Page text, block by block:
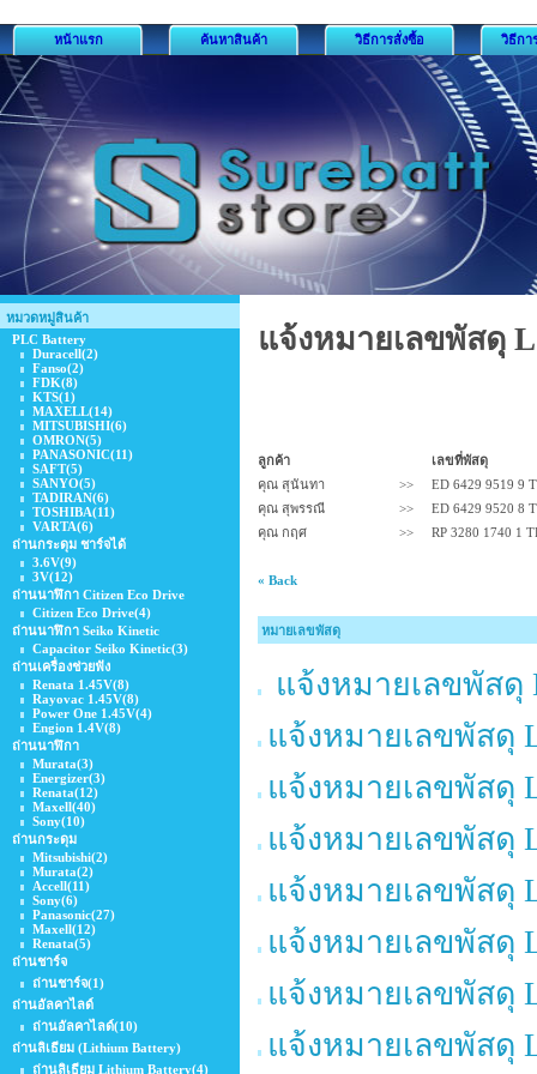
หน้าแรก ค้นหาสินค้า วิธีการสั่งซื้อ วิธีกา
หมวดหมู่สินค้า
PLC Battery
Duracell(2)
Fanso(2)
FDK(8)
KTS(1)
MAXELL(14)
MITSUBISHI(6)
OMRON(5)
PANASONIC(11)
SAFT(5)
SANYO(5)
TADIRAN(6)
TOSHIBA(11)
VARTA(6)
ถ่านกระดุม ชาร์จได้
3.6V(9)
3V(12)
ถ่านนาฬิกา Citizen Eco Drive
Citizen Eco Drive(4)
ถ่านนาฬิกา Seiko Kinetic
Capacitor Seiko Kinetic(3)
ถ่านเครื่องช่วยฟัง
Renata 1.45V(8)
Rayovac 1.45V(8)
Power One 1.45V(4)
Engion 1.4V(8)
ถ่านนาฬิกา
Murata(3)
Energizer(3)
Renata(12)
Maxell(40)
Sony(10)
ถ่านกระดุม
Mitsubishi(2)
Murata(2)
Accell(11)
Sony(6)
Panasonic(27)
Maxell(12)
Renata(5)
ถ่านชาร์จ
ถ่านชาร์จ(1)
ถ่านอัลคาไลด์
ถ่านอัลคาไลด์(10)
ถ่านลิเธียม (Lithium Battery)
ถ่านลิเธียม Lithium ฺBattery(4)
แจ้งหมายเลขพัสดุ
ลูกค้า
เลขที่พัสดุ
คุณ สุนันทา
>>
ED 6429 9519 9
คุณ สุพรรณี
>>
ED 6429 9520 8
คุณ กฤศ
>> RP 3280 1740 1
« Back
หมายเลขพัสดุ
แจ้งหมายเลขพัส
แจ้งหมายเลขพัสดุ
แจ้งหมายเลขพัสดุ
แจ้งหมายเลขพัสดุ
แจ้งหมายเลขพัสดุ
แจ้งหมายเลขพัสดุ
แจ้งหมายเลขพัสดุ
แจ้งหมายเลขพัสดุ